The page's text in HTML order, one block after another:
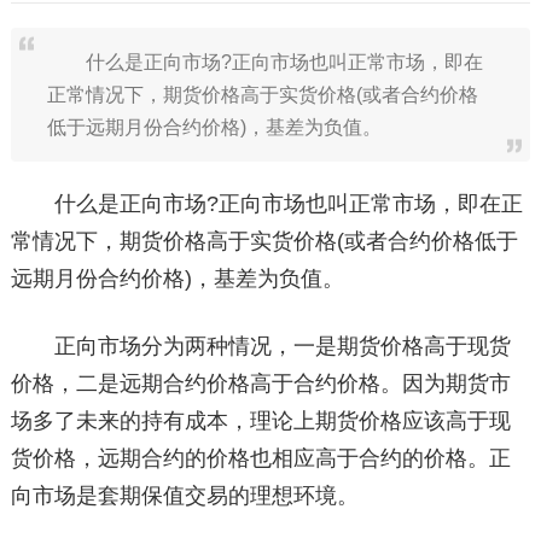
什么是正向市场?正向市场也叫正常市场，即在
正常情况下，期货价格高于实货价格(或者合约价格
低于远期月份合约价格)，基差为负值。
什么是正向市场?正向市场也叫正常市场，即在正
常情况下，期货价格高于实货价格(或者合约价格低于
远期月份合约价格)，基差为负值。
正向市场分为两种情况，一是期货价格高于现货
价格，二是远期合约价格高于合约价格。因为期货市
场多了未来的持有成本，理论上期货价格应该高于现
货价格，远期合约的价格也相应高于合约的价格。正
向市场是套期保值交易的理想环境。